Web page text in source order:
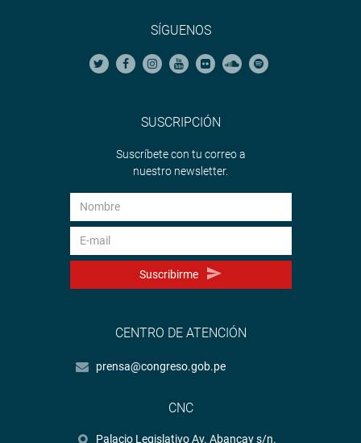
SÍGUENOS
SUSCRIPCIÓN
Suscríbete con tu correo a
nuestro newsletter.
Suscribirme
CENTRO DE ATENCIÓN
prensa@congreso.gob.pe
CNC
Palacio Legislativo Av. Abancay s/n.